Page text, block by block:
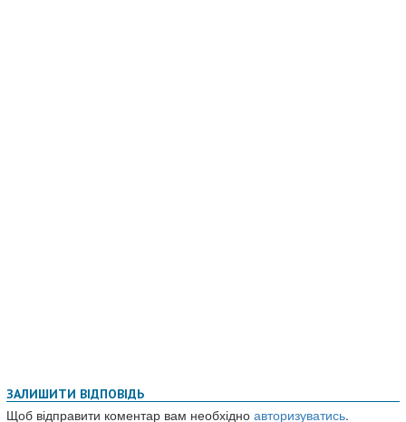
ЗАЛИШИТИ ВІДПОВІДЬ
Щоб відправити коментар вам необхідно авторизуватись.